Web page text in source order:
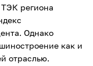
региона
Однако
как и
отраслью.